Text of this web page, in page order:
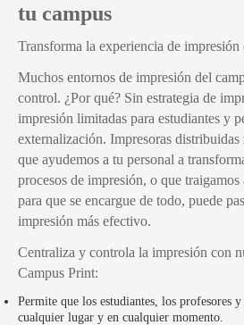
tu campus
Transforma la experiencia de impresión
Muchos entornos de impresión del
control. ¿Por qué? Sin estrategia de
impresión limitadas para estudiantes y
externalización. Impresoras distribuidas
que ayudemos a tu personal a
procesos de impresión, o que
para que se encargue de todo, puede
impresión más efectivo.
Centraliza y controla la impresión con
Campus Print:
Permite que los estudiantes, los profesores
cualquier lugar y en cualquier momento.